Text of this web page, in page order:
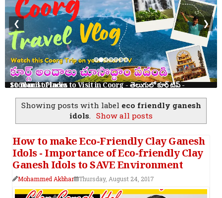
10 Tourist Places to Visit in Coorg - తెలుగులో కూర్గ్ ట్రిప్ - Scotland of India
❮ ❯
Showing posts with label eco friendly ganesh
idols. Show all posts
How to make Eco-Friendly Clay Ganesh
Idols - Importance of Eco-friendly Clay
Ganesh Idols to SAVE Environment
Mohammed Akbhar Thursday, August 24, 2017